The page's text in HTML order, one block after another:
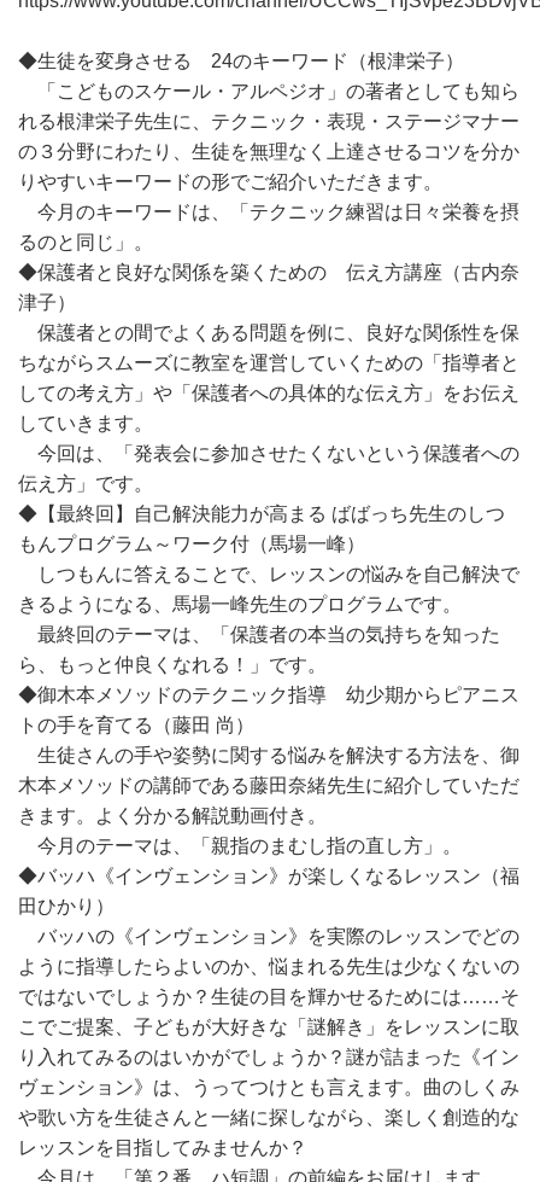
◆生徒を変身させる 24のキーワード（根津栄子）
「こどものスケール・アルペジオ」の著者としても知ら
れる根津栄子先生に、テクニック・表現・ステージマナー
の３分野にわたり、生徒を無理なく上達させるコツを分か
りやすいキーワードの形でご紹介いただきます。
今月のキーワードは、「テクニック練習は日々栄養を摂
るのと同じ」。
◆保護者と良好な関係を築くための 伝え方講座（古内奈
津子）
保護者との間でよくある問題を例に、良好な関係性を保
ちながらスムーズに教室を運営していくための「指導者と
しての考え方」や「保護者への具体的な伝え方」をお伝え
していきます。
今回は、「発表会に参加させたくないという保護者への
伝え方」です。
◆【最終回】自己解決能力が高まる ばばっち先生のしつ
もんプログラム～ワーク付（馬場一峰）
しつもんに答えることで、レッスンの悩みを自己解決で
きるようになる、馬場一峰先生のプログラムです。
最終回のテーマは、「保護者の本当の気持ちを知った
ら、もっと仲良くなれる！」です。
◆御木本メソッドのテクニック指導 幼少期からピアニス
トの手を育てる（藤田 尚）
生徒さんの手や姿勢に関する悩みを解決する方法を、御
木本メソッドの講師である藤田奈緒先生に紹介していただ
きます。よく分かる解説動画付き。
今月のテーマは、「親指のまむし指の直し方」。
◆バッハ《インヴェンション》が楽しくなるレッスン（福
田ひかり）
バッハの《インヴェンション》を実際のレッスンでどの
ように指導したらよいのか、悩まれる先生は少なくないの
ではないでしょうか？生徒の目を輝かせるためには……そ
こでご提案、子どもが大好きな「謎解き」をレッスンに取
り入れてみるのはいかがでしょうか？謎が詰まった《イン
ヴェンション》は、うってつけとも言えます。曲のしくみ
や歌い方を生徒さんと一緒に探しながら、楽しく創造的な
レッスンを目指してみませんか？
今月は、「第２番 ハ短調」の前編をお届けします。